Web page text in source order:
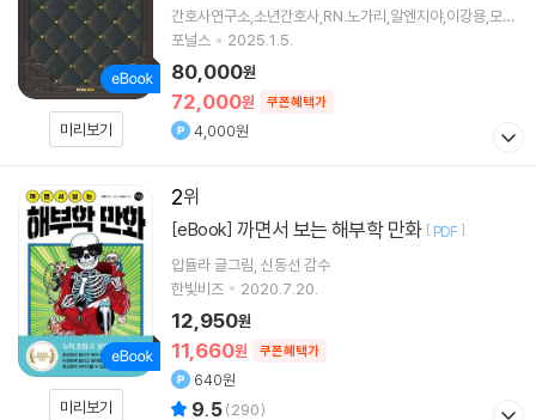
미리보기
간호사연구소,소년간호사,RN.노가리,알엔지야,이강용,모형
중 저
포널스 2025.1.5.
72,000원 쿠폰혜택가
80,000원
4,000원
2
미리보기
[eBook] 까면서 보는 해부학 만화 [ PDF ]
압듈라글그림 신동선 감수
한빛비즈
2020.7.20.
11,660원 쿠폰혜택가
12,950원
640원
9.5(290)